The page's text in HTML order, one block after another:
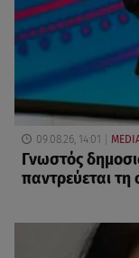
09.08.26, 14:01
Γνωστός
παντρεύεται